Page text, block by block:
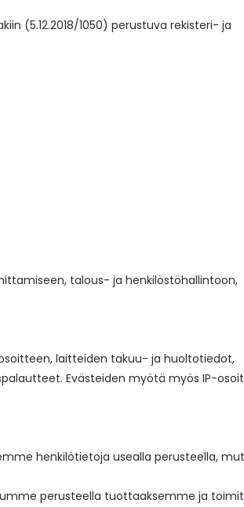
(5.12.2018/1050) perustuva rekisteri- ja
talous- ja henkilöstöhallintoon,
laitteiden takuu- ja huoltotiedot,
Evästeiden myötä myös IP-
henkilötietoja usealla perusteella,
perusteella tuottaaksemme ja